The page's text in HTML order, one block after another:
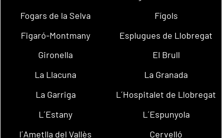
Fogars de la Selva
Fígols
Figaró-Montmany
Esplugues de Llobregat
Gironella
El Brull
La Llacuna
La Granada
La Garriga
L´Hospitalet de Llobregat
L´Estany
L´Espunyola
l´Ametlla del Vallès
Cervelló